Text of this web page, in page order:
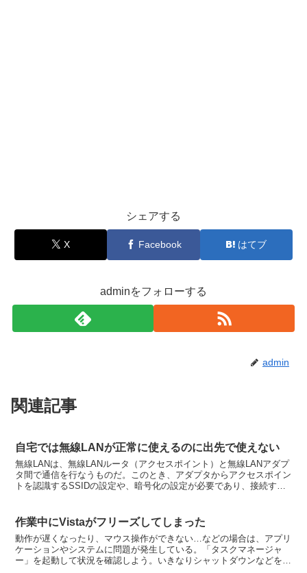
シェアする
X Facebook はてブ
adminをフォローする
admin
関連記事
自宅では無線LANが正常に使えるのに出先で使えない
無線LANは、無線LANルータ（アクセスポイント）と無線LANアダプ
タ間で通信を行なうものだ。このとき、アダプタからアクセスポイン
トを認識するSSIDの設定や、暗号化の設定が必要であり、接続する
作業中にVistaがフリーズしてしまった
動作が遅くなったり、マウス操作ができない…などの場合は、アプリ
ケーションやシステムに問題が発生している。「タスクマネージャ
ー」を起動して状況を確認しよう。いきなりシャットダウンなどをし